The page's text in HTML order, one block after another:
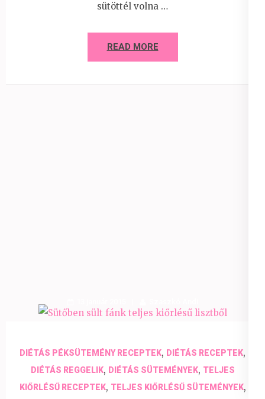
sütöttél volna …
READ MORE
DIÉTÁS PÉKSÜTEMÉNY RECEPTEK, DIÉTÁS RECEPTEK,
DIÉTÁS REGGELIK, DIÉTÁS SÜTEMÉNYEK, TELJES
KIŐRLÉSŰ RECEPTEK, TELJES KIŐRLÉSŰ SÜTEMÉNYEK,